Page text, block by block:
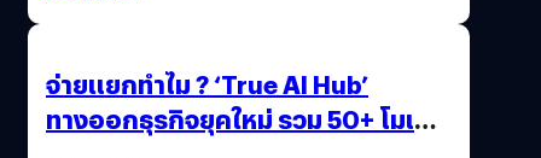
จ่ายแยกทำไม ? ‘True AI Hub’
ทางออกธุรกิจยุคใหม่ รวม 50+ โมเดล